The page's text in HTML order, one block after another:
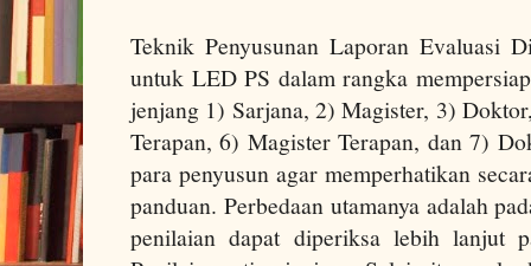
Teknik Penyusunan Laporan Evaluasi
untuk LED PS dalam rangka
jenjang 1) Sarjana, 2) Magister, 3)
Terapan, 6) Magister Terapan, dan 7)
para penyusun agar memperhatikan
panduan. Perbedaan utamanya adalah
penilaian dapat diperiksa lebih lanjut